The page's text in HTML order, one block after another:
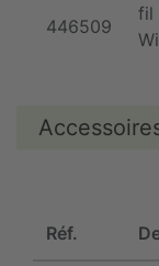
446509
fil
Réf.